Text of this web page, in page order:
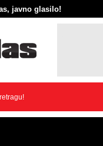
javno glasilo!